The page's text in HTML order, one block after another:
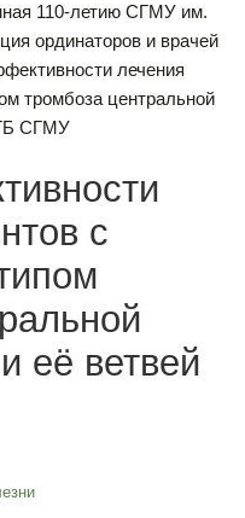
110-летию СГМУ им.
ординаторов и врачей
лечения
тромбоза центральной
СГМУ
с
её ветвей